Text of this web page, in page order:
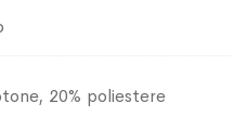
20% poliestere